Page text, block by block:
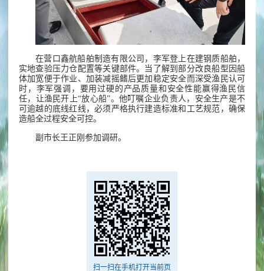
在营口鑫航船舶制造有限公司，李军登上在建钢质船舶，
实地查验压力仓配置等关键部件。当了解到部分改良船型因船
体加宽便于作业、加装减摇鳍后更加稳定安全而深受渔民认可
时，李军强调，要用过硬的产品质量和安全性能赢得渔民信
任，让渔民开上“放心船”。他叮嘱企业负责人，安全生产是不
可逾越的底线红线，必须严格执行建造标准和工艺规范，确保
造船全过程安全可控。
副市长王正刚参加调研。
扫一扫在手机打开当前页